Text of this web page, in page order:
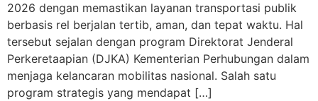
2026 dengan memastikan layanan transportasi publik
berbasis rel berjalan tertib, aman, dan tepat waktu. Hal
tersebut sejalan dengan program Direktorat Jenderal
Perkeretaapian (DJKA) Kementerian Perhubungan dalam
menjaga kelancaran mobilitas nasional. Salah satu
program strategis yang mendapat […]